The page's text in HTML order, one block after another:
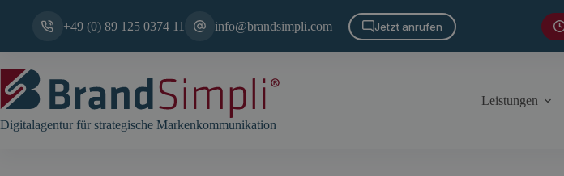
+49 (0) 89 125 0374 11 info@brandsimpli.com Jetzt anrufen
Digitalagentur für strategische Markenkommunikation
Leistungen